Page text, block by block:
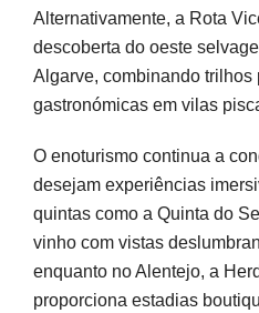
Alternativamente, a Rota
descoberta do oeste
Algarve, combinando trilhos
gastronómicas em vilas
O enoturismo continua a
desejam experiências
quintas como a Quinta do
vinho com vistas
enquanto no Alentejo, a
proporciona estadias